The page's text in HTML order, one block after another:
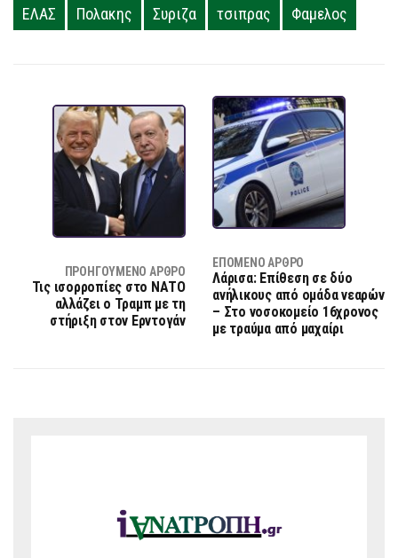
ΕΛΑΣ Πολακης Συριζα τσιπρας Φαμελος
ΠΡΟΗΓΟΎΜΕΝΟ ΆΡΘΡΟ
Τις ισορροπίες στο ΝΑΤΟ
αλλάζει ο Τραμπ με τη
στήριξη στον Ερντογάν
ΕΠΌΜΕΝΟ ΆΡΘΡΟ
Λάρισα: Επίθεση σε δύο
ανήλικους από ομάδα νεαρών
– Στο νοσοκομείο 16χρονος
με τραύμα από μαχαίρι